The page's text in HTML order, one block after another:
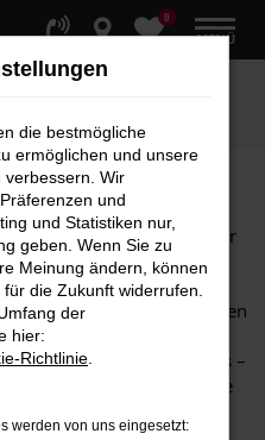
0
MENÜ
bei AR Auto
die überzeugt
Roth GmbH Ihr verlässlicher
Bei uns finden
Fahrzeugen, die
wenige Kilometer gefahren
bietet Ihnen den Vorteil
deutlich günstigeren Preis –
und hoher Qualität, die Sie
die bestmögliche
ermöglichen und unsere
verbessern. Wir
und
und Statistiken nur,
geben. Wenn Sie zu
Meinung ändern, können
die Zukunft widerrufen.
der
hier:
Richtlinie
werden von uns eingesetzt: